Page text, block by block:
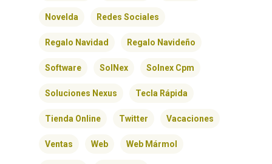
Novelda Redes Sociales
Regalo Navidad Regalo Navideño
Software SolNex Solnex Cpm
Soluciones Nexus Tecla Rápida
Tienda Online Twitter Vacaciones
Ventas Web Web Mármol
INICIO
SOLNEX
SERVICIOS
BLOG